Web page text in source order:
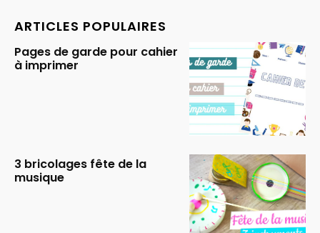
ARTICLES POPULAIRES
Pages de garde pour cahier
à imprimer
3 bricolages fête de la
musique